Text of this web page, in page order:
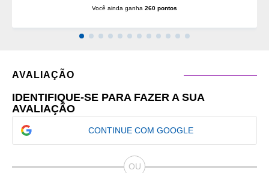
Você ainda ganha 260 pontos
AVALIAÇÃO
IDENTIFIQUE-SE PARA FAZER A SUA
AVALIAÇÃO
CONTINUE COM GOOGLE